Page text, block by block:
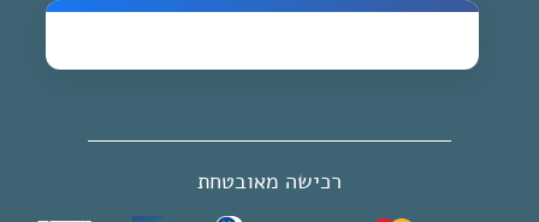
רכישה מאובטחת